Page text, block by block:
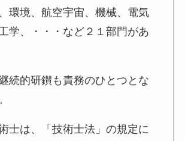
環境、航空宇宙、機械、電気
学、・・・など２１部門があ
続的研鑚も責務のひとつとな
士は、「技術士法」の規定に